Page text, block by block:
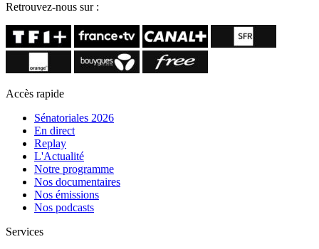
Retrouvez-nous sur :
Accès rapide
Sénatoriales 2026
En direct
Replay
L'Actualité
Notre programme
Nos documentaires
Nos émissions
Nos podcasts
Services